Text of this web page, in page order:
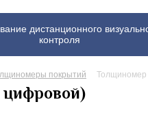
дистанционного
контроля
покрытий Толщиномер
цифровой)